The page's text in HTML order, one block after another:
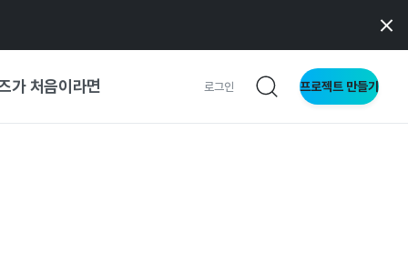
가 처음이라면 로그인 프로젝트 만들기